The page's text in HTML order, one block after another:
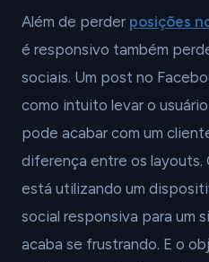
Além de perder posições
é responsivo também
sociais. Um post no
como intuito levar o
pode acabar com um
diferença entre os layouts.
está utilizando um
social responsiva para um
acaba se frustrando. E o